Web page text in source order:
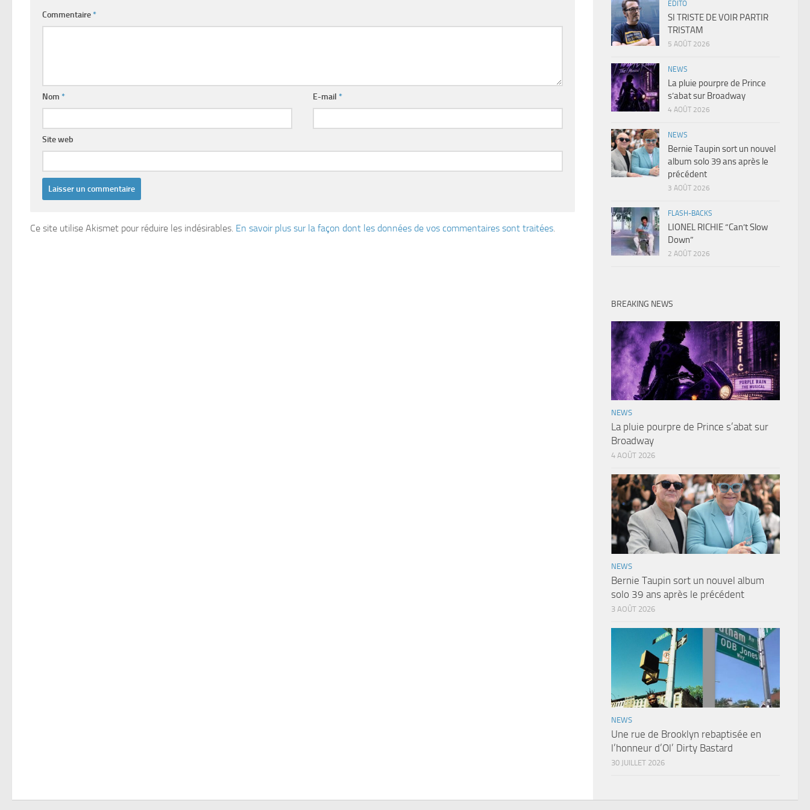
Commentaire*
Nom * E-mail*
Site web
Ce site utilise Akismet pour réduire les indésirables. En savoir plus sur la façon dont les données de vos commentaires sont traitées.
EDITO
SI TRISTE DE VOIR PARTIR
TRISTAM
5 AOÛT 2026
NEWS
La pluie pourpre de Prince
s’abat sur Broadway
4 AOÛT 2026
NEWS
Bernie Taupin sort un nouvel
album solo 39 ans après le
précédent
3 AOÛT 2026
FLASH-BACKS
LIONEL RICHIE “Can’t Slow
Down”
2 AOÛT 2026
BREAKING NEWS
NEWS
La pluie pourpre de Prince s’abat sur
Broadway
4 AOÛT 2026
NEWS
Bernie Taupin sort un nouvel album
solo 39 ans après le précédent
3 AOÛT 2026
NEWS
Une rue de Brooklyn rebaptisée en
l’honneur d’Ol’ Dirty Bastard
30 JUILLET 2026